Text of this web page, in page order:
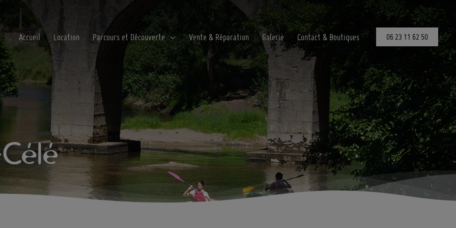
Accueil Location Parcours et Découverte Vente & Réparation Galerie Contact & Boutiques 06 23 11 62 50